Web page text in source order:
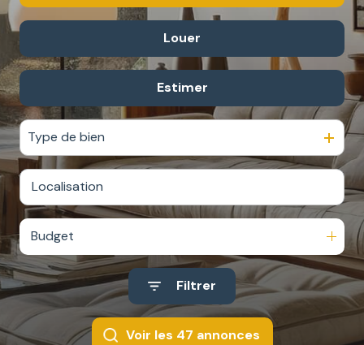
PARKINGS
DIVERS
ESTIMATION
AGENCE
Louer
Estimer
Type de bien
Budget
Filtrer
Voir les 47 annonces